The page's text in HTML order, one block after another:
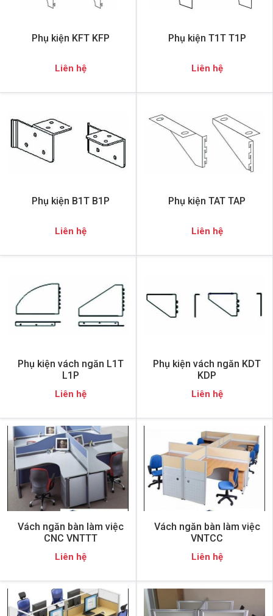
Phụ kiện KFT KFP
Liên hệ
Phụ kiện T1T T1P
Liên hệ
Phụ kiện B1T B1P
Liên hệ
Phụ kiện TAT TAP
Liên hệ
Phụ kiện vách ngăn L1T
L1P
Liên hệ
Phụ kiện vách ngăn KDT
KDP
Liên hệ
Vách ngăn bàn làm việc
CNC VNTTT
Liên hệ
Vách ngăn bàn làm việc
VNTCC
Liên hệ